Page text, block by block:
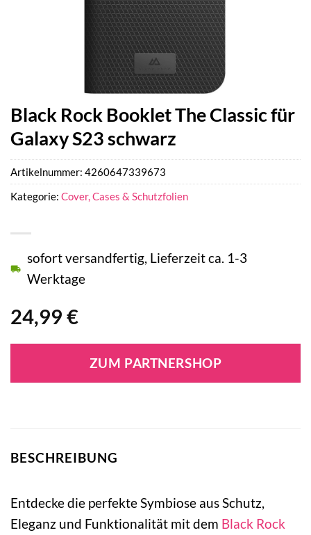
Black Rock Booklet The Classic für
Galaxy S23 schwarz
24,99 €
sofort versandfertig, Lieferzeit ca. 1-3
Werktage
ZUM PARTNERSHOP
Artikelnummer: 4260647339673
Kategorie: Cover, Cases & Schutzfolien
BESCHREIBUNG
Entdecke die perfekte Symbiose aus Schutz,
Eleganz und Funktionalität mit dem Black Rock